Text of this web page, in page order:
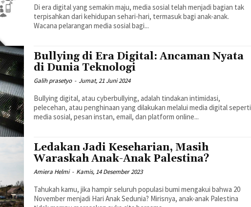
Di era digital yang semakin maju, media sosial telah menjadi bagian tak
terpisahkan dari kehidupan sehari-hari, termasuk bagi anak-anak.
Wacana pelarangan media sosial bagi...
Bullying di Era Digital: Ancaman Nyata
di Dunia Teknologi
Galih prasetyo - Jumat, 21 Juni 2024
Bullying digital, atau cyberbullying, adalah tindakan intimidasi,
pelecehan, atau penghinaan yang dilakukan melalui media digital seperti
media sosial, pesan instan, email, dan platform online...
Ledakan Jadi Keseharian, Masih
Waraskah Anak-Anak Palestina?
Amiera Helmi - Kamis, 14 Desember 2023
Tahukah kamu, jika hampir seluruh populasi bumi mengakui bahwa 20
November menjadi Hari Anak Sedunia? Mirisnya, anak-anak Palestina